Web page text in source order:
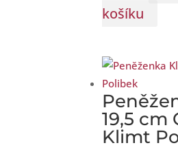
košíku
19,5 cm
Klimt